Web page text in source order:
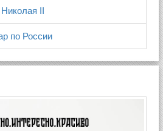
II
по России